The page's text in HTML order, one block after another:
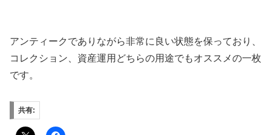
アンティークでありながら非常に良い状態を保っており、
コレクション、資産運用どちらの用途でもオススメの一枚
です。
共有: